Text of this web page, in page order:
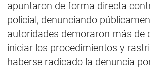
apuntaron de forma directa
policial, denunciando
autoridades demoraron más de
iniciar los procedimientos y
haberse radicado la denuncia